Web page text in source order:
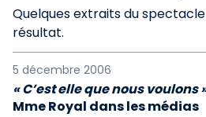
Quelques extraits du
résultat.
5 décembre 2006
« C’est elle que nous voulons
Mme Royal dans les médias